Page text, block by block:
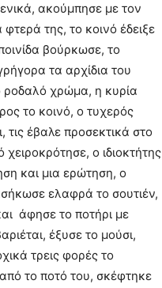
ακούμπησε με τον
της, το κοινό έδειξε
βούρκωσε, το
τα αρχίδια του
ροδαλό χρώμα, η κυρία
το κοινό, ο τυχερός
έβαλε προσεκτικά στο
ο ιδιοκτήτης
και μια ερώτηση, ο
ελαφρά το σουτιέν,
άφησε το ποτήρι με
έξυσε το μούσι,
τρεις φορές το
το ποτό του, σκέφτηκε